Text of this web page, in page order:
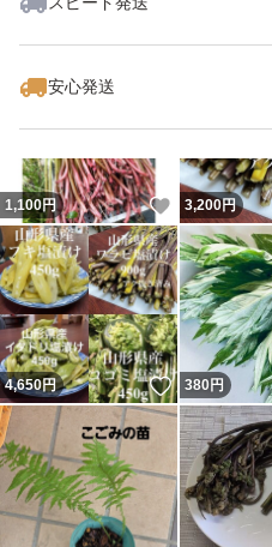
安心発送
1,100円 いいね！
3,200円
4,650円 いいね！
380円